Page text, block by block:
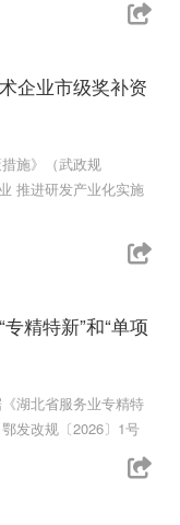
企业市级奖补资
施》（武政规
推进研发产业化实施
精特新”和“单项
湖北省服务业专精特
发改规〔2026〕1号